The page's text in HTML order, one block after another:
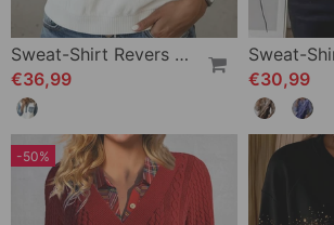
Sweat-Shirt Revers Boutonné Panachage Assemblé
€36,99
€30,99
-50%